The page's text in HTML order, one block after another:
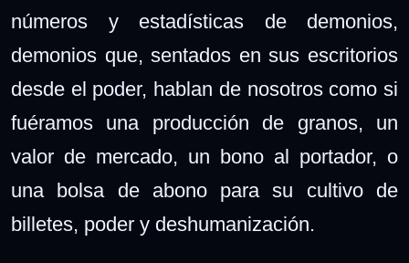
números y estadísticas de demonios,
demonios que, sentados en sus escritorios
desde el poder, hablan de nosotros como si
fuéramos una producción de granos, un
valor de mercado, un bono al portador, o
una bolsa de abono para su cultivo de
billetes, poder y deshumanización.